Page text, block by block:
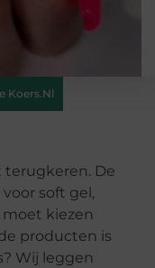
Koers.nl
terugkeren. De
soft gel,
kiezen
producten is
Wij leggen